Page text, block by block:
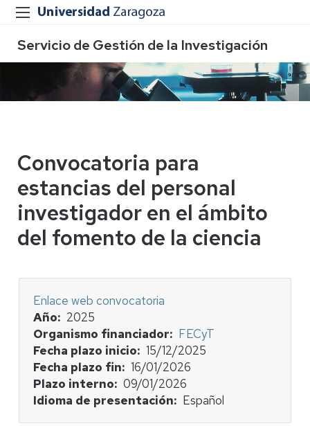
Servicio de Gestión de la Investigación
Convocatoria para
estancias del personal
investigador en el ámbito
del fomento de la ciencia
Enlace web convocatoria
Año
2025
Organismo financiador
FECyT
Fecha plazo inicio
15/12/2025
Fecha plazo fin
16/01/2026
Plazo interno
09/01/2026
Idioma de presentación
Español